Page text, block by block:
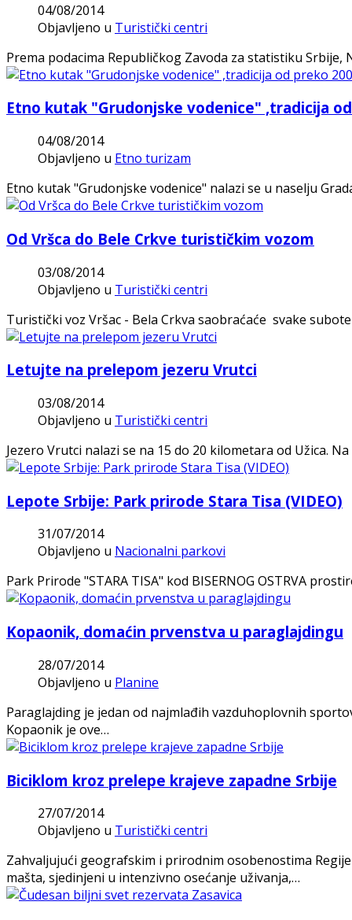
04/08/2014
Objavljeno u Turistički centri
Prema podacima Republičkog Zavoda za statistiku
Etno kutak "Grudonjske vodenice" ,tradicija
04/08/2014
Objavljeno u Etno turizam
Etno kutak "Grudonjske vodenice" nalazi se u naselju
Od Vršca do Bele Crkve turističkim vozom
03/08/2014
Objavljeno u Turistički centri
Turistički voz Vršac - Bela Crkva saobraćaće svake
Letujte na prelepom jezeru Vrutci
03/08/2014
Objavljeno u Turistički centri
Jezero Vrutci nalazi se na 15 do 20 kilometara od Užica.
Lepote Srbije: Park prirode Stara Tisa (VIDEO)
31/07/2014
Objavljeno u Nacionalni parkovi
Park Prirode "STARA TISA" kod BISERNOG OSTRVA
Kopaonik, domaćin prvenstva u paraglajdingu
28/07/2014
Objavljeno u Planine
Paraglajding je jedan od najmlađih vazduhoplovnih
Kopaonik je ove…
Biciklom kroz prelepe krajeve zapadne Srbije
27/07/2014
Objavljeno u Turistički centri
Zahvaljujući geografskim i prirodnim osobenostima
mašta, sjedinjeni u intenzivno osećanje uživanja,…